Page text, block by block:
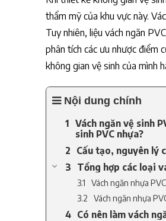
thẩm mỹ của khu vực này.
Tuy nhiên, liệu vách ngăn
phân tích các ưu nhược điểm
không gian vệ sinh của mình
Nội dung chính
Vách ngăn vệ sinh
sinh PVC nhựa?
Cấu tạo, nguyên lý
Tổng hợp các loại
Vách ngăn nhựa
Vách ngăn nhựa
Có nên làm vách